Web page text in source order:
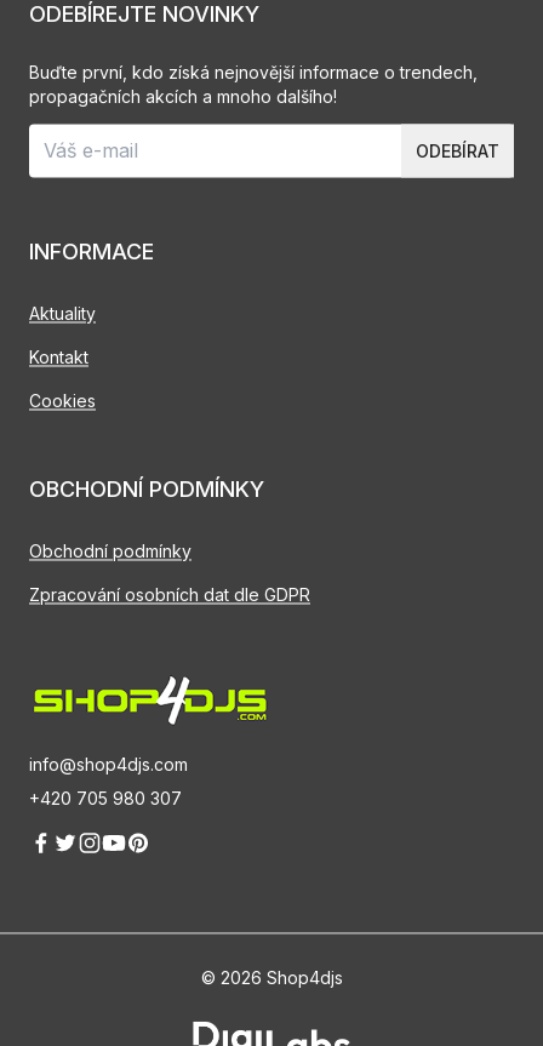
info@shop4djs.com
+420 705 980 307
INFORMACE
Aktuality
Kontakt
Cookies
OBCHODNÍ PODMÍNKY
Obchodní podmínky
Zpracování osobních dat dle GDPR
ODEBÍREJTE NOVINKY
Buďte první, kdo získá nejnovější informace o trendech,
propagačních akcích a mnoho dalšího!
ODEBÍRAT
© 2026 Shop4djs